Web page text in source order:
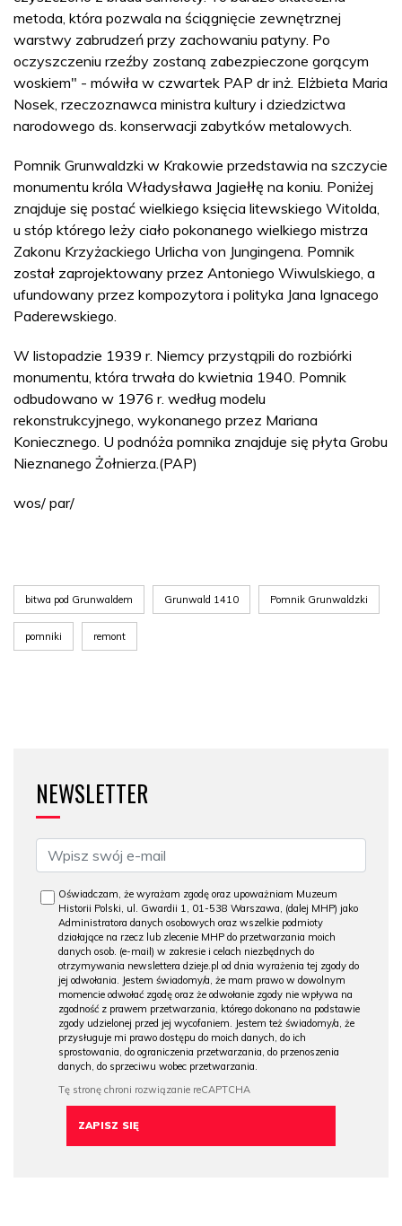
metoda, która pozwala na ściągnięcie zewnętrznej
warstwy zabrudzeń przy zachowaniu patyny. Po
oczyszczeniu rzeźby zostaną zabezpieczone gorącym
woskiem" - mówiła w czwartek PAP dr inż. Elżbieta Maria
Nosek, rzeczoznawca ministra kultury i dziedzictwa
narodowego ds. konserwacji zabytków metalowych.
Pomnik Grunwaldzki w Krakowie przedstawia na szczycie
monumentu króla Władysława Jagiełłę na koniu. Poniżej
znajduje się postać wielkiego księcia litewskiego Witolda,
u stóp którego leży ciało pokonanego wielkiego mistrza
Zakonu Krzyżackiego Urlicha von Jungingena. Pomnik
został zaprojektowany przez Antoniego Wiwulskiego, a
ufundowany przez kompozytora i polityka Jana Ignacego
Paderewskiego.
W listopadzie 1939 r. Niemcy przystąpili do rozbiórki
monumentu, która trwała do kwietnia 1940. Pomnik
odbudowano w 1976 r. według modelu
rekonstrukcyjnego, wykonanego przez Mariana
Koniecznego. U podnóża pomnika znajduje się płyta Grobu
Nieznanego Żołnierza.(PAP)
wos/ par/
bitwa pod Grunwaldem Grunwald 1410 Pomnik Grunwaldzki
pomniki remont
NEWSLETTER
Oświadczam, że wyrażam zgodę oraz upoważniam Muzeum
Historii Polski, ul. Gwardii 1, 01-538 Warszawa, (dalej MHP) jako
Administratora danych osobowych oraz wszelkie podmioty
działające na rzecz lub zlecenie MHP do przetwarzania moich
danych osob. (e-mail) w zakresie i celach niezbędnych do
otrzymywania newslettera dzieje.pl od dnia wyrażenia tej zgody do
jej odwołania. Jestem świadomy/a, że mam prawo w dowolnym
momencie odwołać zgodę oraz że odwołanie zgody nie wpływa na
zgodność z prawem przetwarzania, którego dokonano na podstawie
zgody udzielonej przed jej wycofaniem. Jestem też świadomy/a, że
przysługuje mi prawo dostępu do moich danych, do ich
sprostowania, do ograniczenia przetwarzania, do przenoszenia
danych, do sprzeciwu wobec przetwarzania.